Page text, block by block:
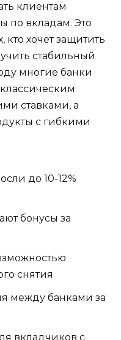
клиентам
по вкладам. Это
кто хочет защитить
стабильный
многие банки
ставками, а
с гибкими
до 10-12%
бонусы за
снятия
между банками за
вкладчиков с